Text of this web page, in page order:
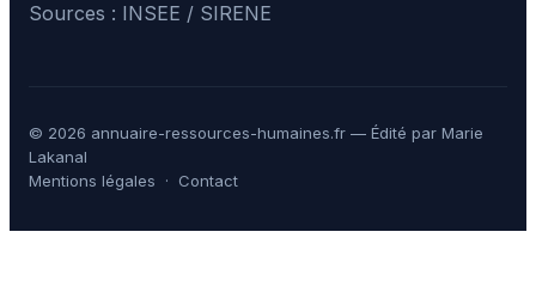
Sources : INSEE / SIRENE
© 2026 annuaire-ressources-humaines.fr — Édité par Marie
Lakanal
Mentions légales · Contact